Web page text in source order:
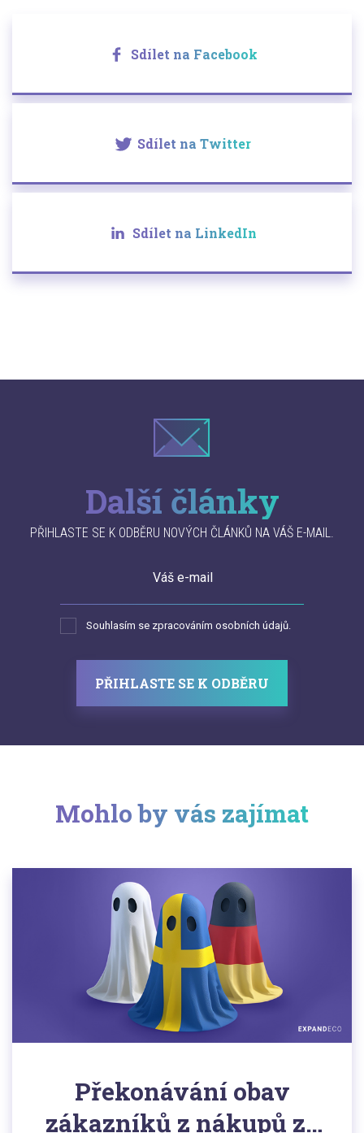
Sdílet na Facebook
Sdílet na Twitter
Sdílet na LinkedIn
Další články
PŘIHLASTE SE K ODBĚRU NOVÝCH ČLÁNKŮ NA VÁŠ E-MAIL.
Váš e-mail
Souhlasím se zpracováním osobních údajů.
PŘIHLASTE SE K ODBĚRU
Mohlo by vás zajímat
Překonávání obav
zákazníků z nákupů ze